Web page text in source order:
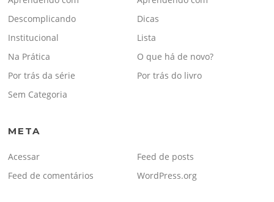
Descomplicando
Dicas
Institucional
Lista
Na Prática
O que há de novo?
Por trás da série
Por trás do livro
Sem Categoria
META
Acessar
Feed de posts
Feed de comentários
WordPress.org